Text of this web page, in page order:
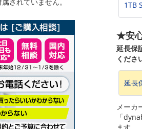
1TB
★安
延長保
くださ
延長
メーカ
「
ます。